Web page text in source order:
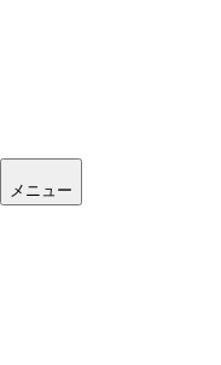
メニュー